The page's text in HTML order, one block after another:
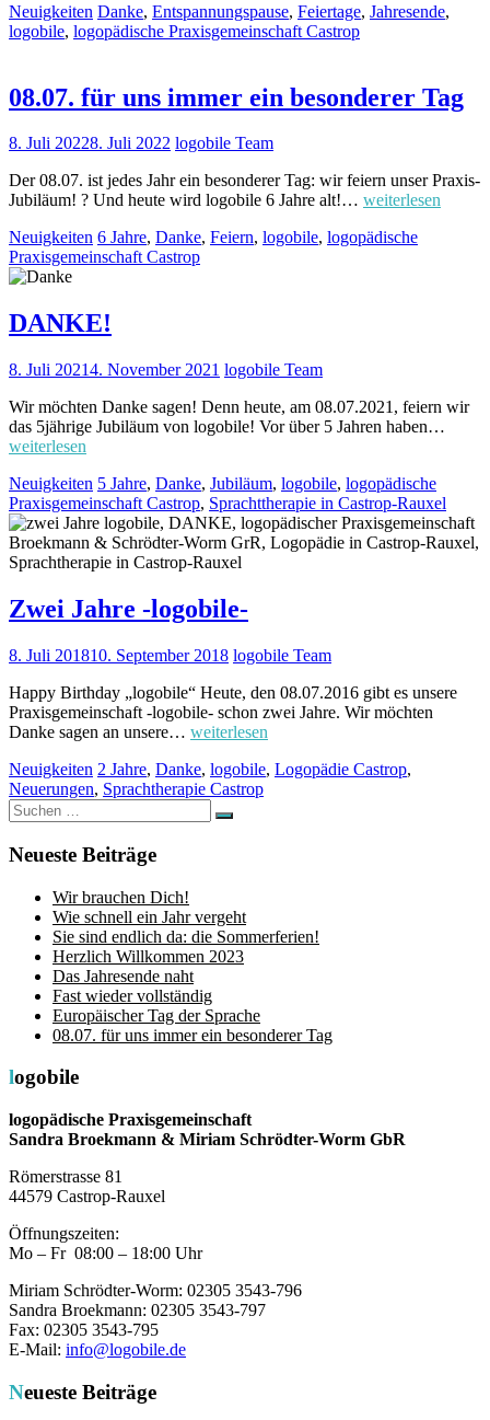
Neuigkeiten Danke, Entspannungspause, Feiertage, Jahresende,
logobile, logopädische Praxisgemeinschaft Castrop
08.07. für uns immer ein besonderer Tag
8. Juli 20228. Juli 2022 logobile Team
Der 08.07. ist jedes Jahr ein besonderer Tag: wir feiern unser Praxis-
Jubiläum! ? Und heute wird logobile 6 Jahre alt!… weiterlesen
Neuigkeiten 6 Jahre, Danke, Feiern, logobile, logopädische
Praxisgemeinschaft Castrop
DANKE!
8. Juli 20214. November 2021 logobile Team
Wir möchten Danke sagen! Denn heute, am 08.07.2021, feiern wir
das 5jährige Jubiläum von logobile! Vor über 5 Jahren haben…
weiterlesen
Neuigkeiten 5 Jahre, Danke, Jubiläum, logobile, logopädische
Praxisgemeinschaft Castrop, Sprachttherapie in Castrop-Rauxel
Zwei Jahre -logobile-
8. Juli 201810. September 2018 logobile Team
Happy Birthday „logobile“ Heute, den 08.07.2016 gibt es unsere
Praxisgemeinschaft -logobile- schon zwei Jahre. Wir möchten
Danke sagen an unsere… weiterlesen
Neuigkeiten 2 Jahre, Danke, logobile, Logopädie Castrop,
Neuerungen, Sprachtherapie Castrop
Suchen
nach:
Suchen
Neueste Beiträge
Wir brauchen Dich!
Wie schnell ein Jahr vergeht
Sie sind endlich da: die Sommerferien!
Herzlich Willkommen 2023
Das Jahresende naht
Fast wieder vollständig
Europäischer Tag der Sprache
08.07. für uns immer ein besonderer Tag
logobile
logopädische Praxisgemeinschaft
Sandra Broekmann & Miriam Schrödter-Worm GbR
Römerstrasse 81
44579 Castrop-Rauxel
Öffnungszeiten:
Mo – Fr 08:00 – 18:00 Uhr
Miriam Schrödter-Worm: 02305 3543-796
Sandra Broekmann: 02305 3543-797
Fax: 02305 3543-795
E-Mail: info@logobile.de
Neueste Beiträge